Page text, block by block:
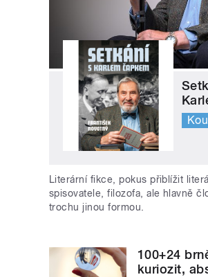
Literární fikce, pokus přiblížit
spisovatele, filozofa, ale hlavně
trochu jinou formou.
100+24
kuriozit,